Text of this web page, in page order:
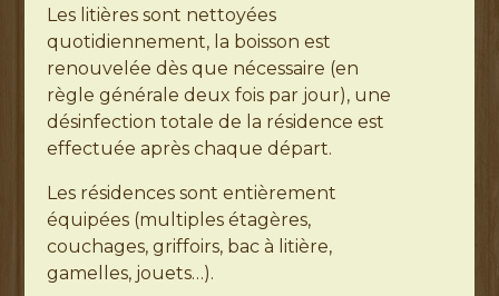
Les litières sont nettoyées
quotidiennement, la boisson est
renouvelée dès que nécessaire (en
règle générale deux fois par jour), une
désinfection totale de la résidence est
effectuée après chaque départ.
Les résidences sont entièrement
équipées (multiples étagères,
couchages, griffoirs, bac à litière,
gamelles, jouets…).